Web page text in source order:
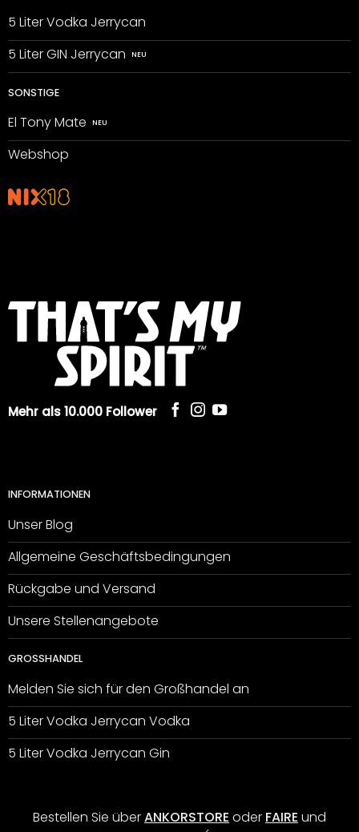
5 Liter Vodka Jerrycan
5 Liter GIN Jerrycan
SONSTIGE
El Tony Mate
Webshop
Mehr als 10.000 Follower
INFORMATIONEN
Unser Blog
Allgemeine Geschäftsbedingungen
Rückgabe und Versand
Unsere Stellenangebote
GROSSHANDEL
Melden Sie sich für den Großhandel an
5 Liter Vodka Jerrycan Vodka
5 Liter Vodka Jerrycan Gin
Bestellen Sie überANKORSTORE oder FAIRE und